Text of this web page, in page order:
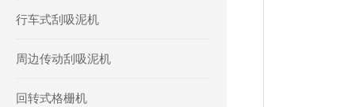
行车式刮吸泥机
周边传动刮吸泥机
回转式格栅机